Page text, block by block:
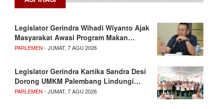
Legislator Gerindra Wihadi Wiyanto Ajak
Masyarakat Awasi Program Makan…
PARLEMEN - JUMAT, 7 AGU 2026
Legislator Gerindra Kartika Sandra Desi
Dorong UMKM Palembang Lindungi…
PARLEMEN - JUMAT, 7 AGU 2026